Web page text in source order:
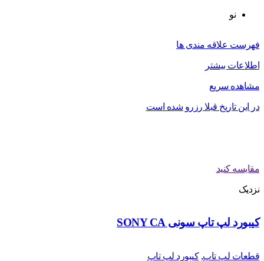
نو
فهرست علاقه مندی ها
اطلاعات بیشتر
مشاهده سریع
در این تاریخ قبلا رزرو شده است
مقایسه کنید
نزدیک
کیبورد لپ تاپ سونی SONY CA
قطعات لپ تاپ,کیبورد لپ تاپ